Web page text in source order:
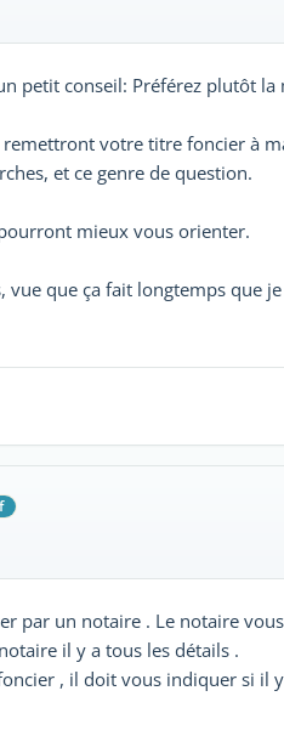
petit conseil: Préférez plutôt la
votre titre foncier à
et ce genre de question.
mieux vous orienter.
vue que ça fait longtemps que
par un notaire . Le notaire
il y a tous les détails .
, il doit vous indiquer si il